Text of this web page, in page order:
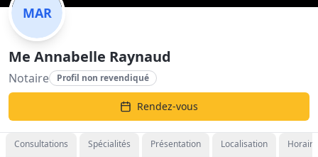
MAR
Me Annabelle Raynaud
Notaire Profil non revendiqué
Rendez-vous
Consultations Spécialités Présentation Localisation